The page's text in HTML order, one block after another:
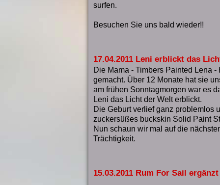
surfen.
Besuchen Sie uns bald wieder!!
17.04.2011 Leni erblickt das
Die Mama - Timbers Painted Lena
gemacht. Über 12 Monate hat sie
am frühen Sonntagmorgen war es
Leni das Licht der Welt erblickt.
Die Geburt verlief ganz problemlos
zuckersüßes buckskin Solid Paint
Nun schaun wir mal auf die
Trächtigkeit.
15.03.2011 Rum For Sail